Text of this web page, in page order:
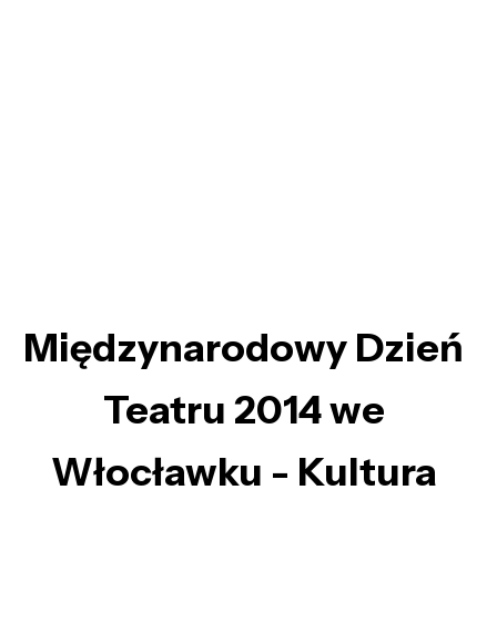
Międzynarodowy Dzień
Teatru 2014 we
Włocławku - Kultura